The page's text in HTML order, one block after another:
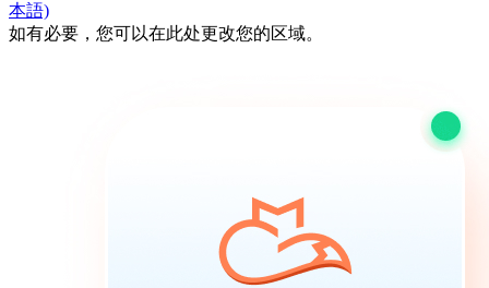
本語)
如有必要，您可以在此处更改您的区域。